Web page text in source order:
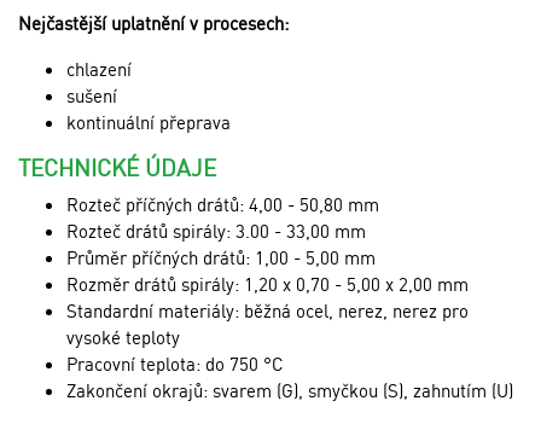
Nejčastější uplatnění v procesech:
chlazení
sušení
kontinuální přeprava
TECHNICKÉ ÚDAJE
Rozteč příčných drátů: 4,00 - 50,80 mm
Rozteč drátů spirály: 3.00 - 33,00 mm
Průměr příčných drátů: 1,00 - 5,00 mm
Rozměr drátů spirály: 1,20 x 0,70 - 5,00 x 2,00 mm
Standardní materiály: běžná ocel, nerez, nerez pro
vysoké teploty
Pracovní teplota: do 750 °C
Zakončení okrajů: svarem (G), smyčkou (S), zahnutím (U)